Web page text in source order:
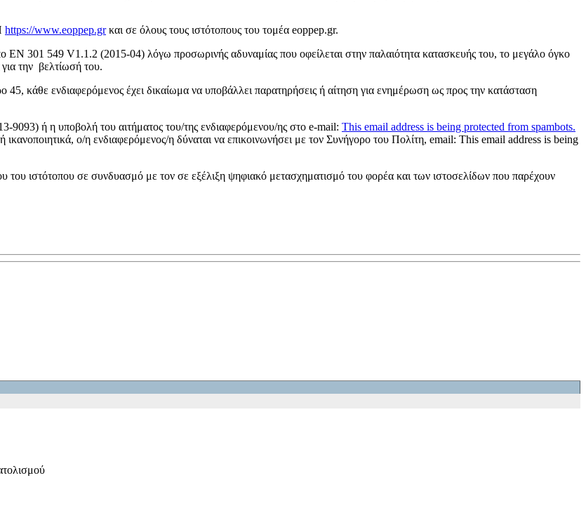
https://www.eoppep.grκαι σε όλους τους ιστότοπους του τομέα eoppep.gr.
301 549 V1.1.2 (2015-04) λόγω προσωρινής αδυναμίας που οφείλεται στην παλαιότητα κατασκευής του, το μεγάλο όγκο
την βελτίωσή του.
κάθε ενδιαφερόμενος έχει δικαίωμα να υποβάλλει παρατηρήσεις ή αίτηση για ενημέρωση ως προς την κατάσταση
9093) ή η υποβολή του αιτήματος του/της ενδιαφερόμενου/ης στο e-mail: This email address is being protected from spambots.
ικανοποιητικά, ο/η ενδιαφερόμενος/η δύναται να επικοινωνήσει με τον Συνήγορο του Πολίτη, email: This email address is being
ιστότοπου σε συνδυασμό με τον σε εξέλιξη ψηφιακό μετασχηματισμό του φορέα και των ιστοσελίδων που παρέχουν